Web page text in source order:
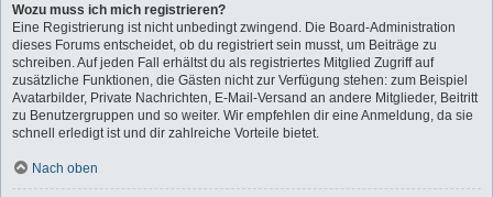
Wozu muss ich mich registrieren?
Eine Registrierung ist nicht unbedingt zwingend. Die Board-Administration
dieses Forums entscheidet, ob du registriert sein musst, um Beiträge zu
schreiben. Auf jeden Fall erhältst du als registriertes Mitglied Zugriff auf
zusätzliche Funktionen, die Gästen nicht zur Verfügung stehen: zum Beispiel
Avatarbilder, Private Nachrichten, E-Mail-Versand an andere Mitglieder, Beitritt
zu Benutzergruppen und so weiter. Wir empfehlen dir eine Anmeldung, da sie
schnell erledigt ist und dir zahlreiche Vorteile bietet.
Nach oben